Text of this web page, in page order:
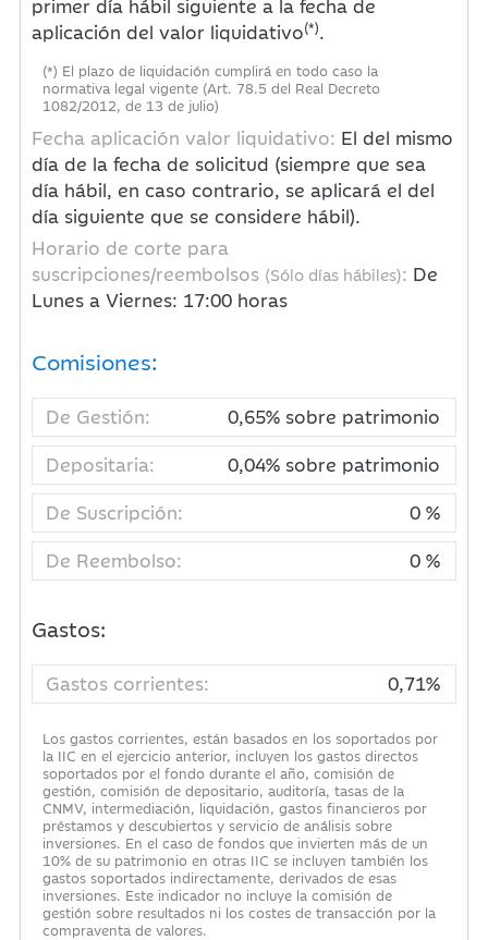
primer día hábil siguiente a la fecha de
aplicación del valor liquidativo(*).
(*) El plazo de liquidación cumplirá en todo caso la
normativa legal vigente (Art. 78.5 del Real Decreto
1082/2012, de 13 de julio)
Fecha aplicación valor liquidativo: El del mismo
día de la fecha de solicitud (siempre que sea
día hábil, en caso contrario, se aplicará el del
día siguiente que se considere hábil).
Horario de corte para
suscripciones/reembolsos (Sólo días hábiles): De
Lunes a Viernes: 17:00 horas
Comisiones:
De Gestión:
0,65% sobre patrimonio
Depositaria:
0,04% sobre patrimonio
De Suscripción:
0 %
De Reembolso:
0 %
Gastos:
Gastos corrientes: 0,71%
Los gastos corrientes, están basados en los soportados por
la IIC en el ejercicio anterior, incluyen los gastos directos
soportados por el fondo durante el año, comisión de
gestión, comisión de depositario, auditoría, tasas de la
CNMV, intermediación, liquidación, gastos financieros por
préstamos y descubiertos y servicio de análisis sobre
inversiones. En el caso de fondos que invierten más de un
10% de su patrimonio en otras IIC se incluyen también los
gastos soportados indirectamente, derivados de esas
inversiones. Este indicador no incluye la comisión de
gestión sobre resultados ni los costes de transacción por la
compraventa de valores.